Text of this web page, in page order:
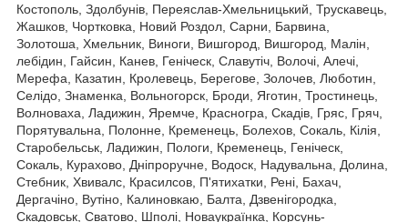
Костополь, Здолбунів, Переяслав-Хмельницький, Трускавець,
Жашков, Чортковка, Новий Роздол, Сарни, Барвина,
Золотоша, Хмельник, Виноги, Вишгород, Вишгород, Малін,
лебідин, Гайсин, Канев, Геніческ, Славутіч, Волочі, Алечі,
Мерефа, Казатин, Кролевець, Берегове, Золочев, Люботин,
Селідо, Знаменка, Вольногорск, Броди, Яготин, Тростинець,
Волноваха, Ладижин, Яремче, Красногра, Скадів, Гряс, Гряч,
Порятувальна, Полонне, Кременець, Болехов, Сокаль, Кілія,
Старобельськ, Ладижин, Пологи, Кременець, Геніческ,
Сокаль, Курахово, Дніпроручне, Водоск, Надувальна, Долина,
Стебник, Хвивалс, Красилсов, П'ятихатки, Рені, Бахач,
Дергачіно, Вутіно, Калиновкаю, Балта, Дзвенігородка,
Скадовськ, Сватово, Шполі, Новаукраїнка, Корсунь-